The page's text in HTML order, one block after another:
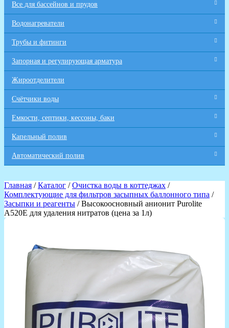
Все для бaссейнов и прудов
Водонагреватели
Трубы и фитинги
Запорная и регулирующая арматура
Жироотделители
Счётчики воды
Емкости, септики, кессоны, баки
Капельный полив
Автоматический полив
Главная /Каталог /Очистка воды в коттеджах /
Комплектующие для фильтров засыпных баллонного типа /
Засыпки и реагенты / Высокоосновный анионит Purolite
А520Е для удаления нитратов (цена за 1л)